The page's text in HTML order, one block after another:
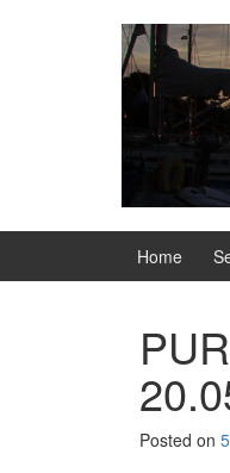
Home
Posted on